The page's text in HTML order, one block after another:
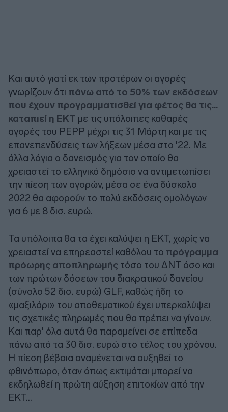
Και αυτό γιατί εκ των προτέρων οι αγορές
γνωρίζουν ότι πάνω από το 50% των εκδόσεων
που έχουν προγραμματισθεί για φέτος θα τις...
καταπιεί η ΕΚΤ με τις υπόλοιπες καθαρές
αγορές του PEPP μέχρι τις 31 Μάρτη και με τις
επανεπενδύσεις των λήξεων μέσα στο '22. Με
άλλα λόγια ο δανεισμός για τον οποίο θα
χρειαστεί το ελληνικό δημόσιο να αντιμετωπίσει
την πίεση των αγορών, μέσα σε ένα δύσκολο
2022 θα αφορούν το πολύ εκδόσεις ομολόγων
για 6 με 8 δισ. ευρώ.
Τα υπόλοιπα θα τα έχει καλύψει η ΕΚΤ, χωρίς να
χρειαστεί να επηρεαστεί καθόλου το πρόγραμμα
πρόωρης αποπληρωμής τόσο του ΔΝΤ όσο και
των πρώτων δόσεων του διακρατικού δανείου
(σύνολο 52 δισ. ευρώ) GLF, καθώς ήδη το
«μαξιλάρι» του αποθεματικού έχει υπερκαλύψει
τις σχετικές πληρωμές που θα πρέπει να γίνουν.
Και παρ' όλα αυτά θα παραμείνει σε επίπεδα
πάνω από τα 30 δισ. ευρώ στο τέλος του χρόνου.
Η πίεση βέβαια αναμένεται να αυξηθεί το
φθινόπωρο, όταν όπως εκτιμάται μπορεί να
εκδηλωθεί η πρώτη αύξηση επιτοκίων από την
ΕΚΤ...